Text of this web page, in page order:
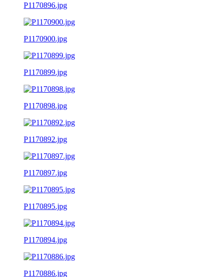
P1170896.jpg
P1170900.jpg
P1170899.jpg
P1170898.jpg
P1170892.jpg
P1170897.jpg
P1170895.jpg
P1170894.jpg
P1170886.jpg